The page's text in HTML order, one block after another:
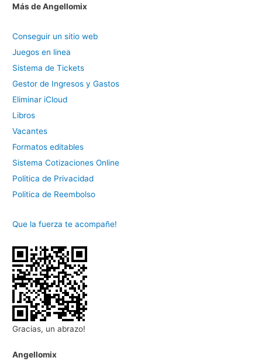
Más de Angellomix
Conseguir un sitio web
Juegos en linea
Sistema de Tickets
Gestor de Ingresos y Gastos
Eliminar iCloud
Libros
Vacantes
Formatos editables
Sistema Cotizaciones Online
Politica de Privacidad
Politica de Reembolso
Que la fuerza te acompañe!
Gracias, un abrazo!
Angellomix